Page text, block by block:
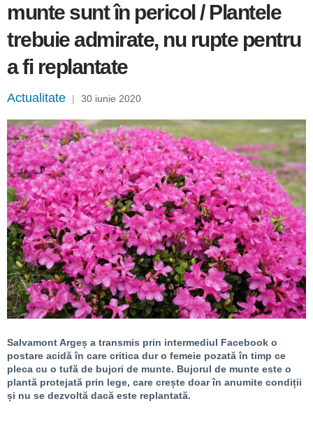
munte sunt în pericol / Plantele
trebuie admirate, nu rupte pentru
a fi replantate
Actualitate | 30 iunie 2020
Salvamont Argeș a transmis prin intermediul Facebook o
postare acidă în care critica dur o femeie pozată în timp ce
pleca cu o tufă de bujori de munte. Bujorul de munte este o
plantă protejată prin lege, care crește doar în anumite condiții
și nu se dezvoltă dacă este replantată.